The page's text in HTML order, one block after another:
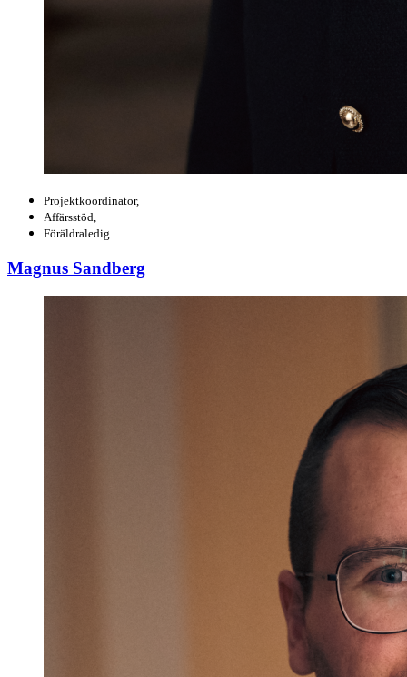
Projektkoordinator,
Affärsstöd,
Föräldraledig
Magnus Sandberg